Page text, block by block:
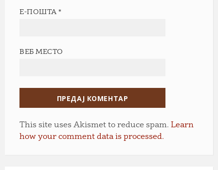
Е-ПОШТА*
ВЕБ МЕСТО
This site uses Akismet to reduce spam. Learn
how your comment data is processed.